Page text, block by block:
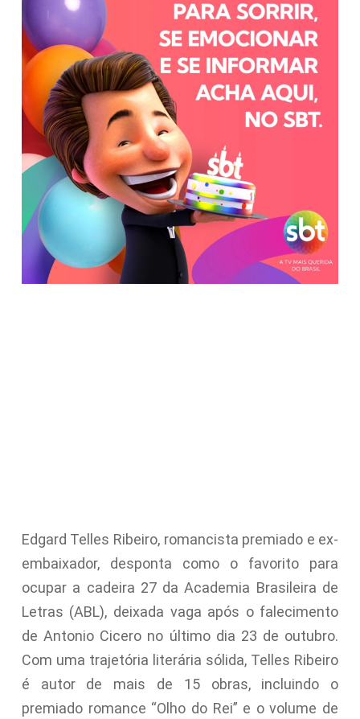
Edgard Telles Ribeiro, romancista premiado e ex-
embaixador, desponta como o favorito para
ocupar a cadeira 27 da Academia Brasileira de
Letras (ABL), deixada vaga após o falecimento
de Antonio Cicero no último dia 23 de outubro.
Com uma trajetória literária sólida, Telles Ribeiro
é autor de mais de 15 obras, incluindo o
premiado romance “Olho do Rei” e o volume de